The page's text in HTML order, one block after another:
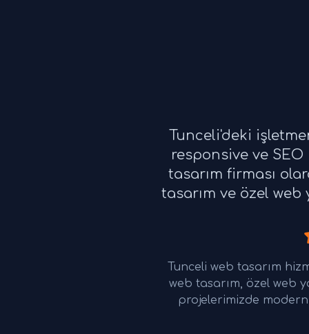
Tunceli'deki
responsive ve
tasarım firması
tasarım ve özel
Tunceli web tasarım
web tasarım, özel web
projelerimizde